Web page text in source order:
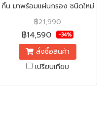
กิ้น มาพร้อมแผ่นกรอง ชนิดใหม่
และเทคโนโลยี Twin Streamer
ฟอกอากาศได้อย่างมี
ประสิทธิภาพ มากขึ้น 2 เท่า
พร้อมโหมดสัตว์เลี้ยง และระบบ
การควบคุมผ่านสมาร์ตโฟน ช่วย
฿21,990
฿14,590 -34%
สั่งซื้อสินค้า
เปรียบเทียบ